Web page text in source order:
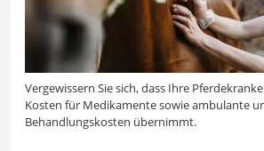
Vergewissern Sie sich, dass Ihre
Kosten für Medikamente sowie ambulante
Behandlungskosten übernimmt.